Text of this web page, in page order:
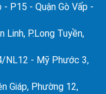
P15 - Quận Gò Vấp -
Linh, P.Long Tuyền,
NL12 - Mỹ Phước 3,
Giáp, Phường 12,